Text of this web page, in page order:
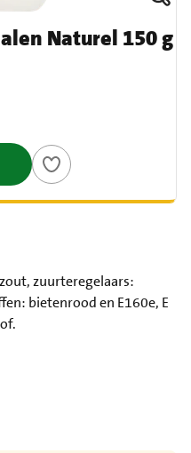
Naturel 150 g
zout, zuurteregelaars:
bietenrood en E160e, E